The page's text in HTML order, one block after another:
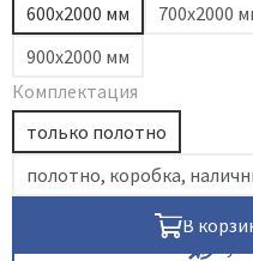
Dircode
Eclisse
El Porta
Fantom
Fimet
Fratelli Cattini
600х2000 мм
700х2000
900х2000 мм
Комплектация
только полотно
полотно, коробка,
В